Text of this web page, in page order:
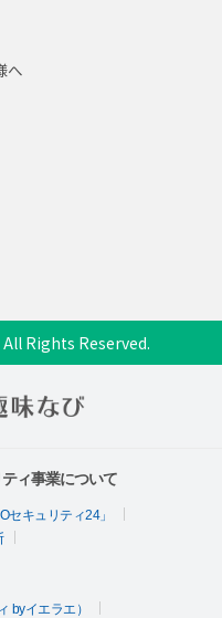
へ
Rights Reserved.